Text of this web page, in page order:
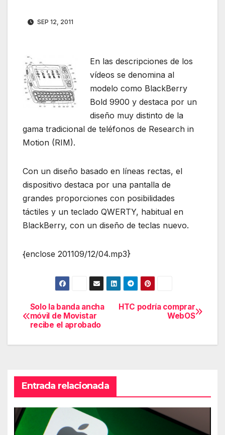
SEP 12, 2011
En las descripciones de los
vídeos se denomina al
modelo como BlackBerry
Bold 9900 y destaca por un
diseño muy distinto de la
gama tradicional de teléfonos de Research in
Motion (RIM).
Con un diseño basado en líneas rectas, el
dispositivo destaca por una pantalla de
grandes proporciones con posibilidades
táctiles y un teclado QWERTY, habitual en
BlackBerry, con un diseño de teclas nuevo.
{enclose 201109/12/04.mp3}
Navegación
de
HTC podría comprar
WebOS
Solo la banda ancha
móvil de Movistar
recibe el aprobado
Entrada relacionada